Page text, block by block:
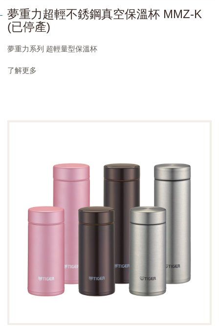
夢重力超輕不銹鋼真空保溫杯 MMZ-K
(已停產)
夢重力系列 超輕量型保溫杯
了解更多